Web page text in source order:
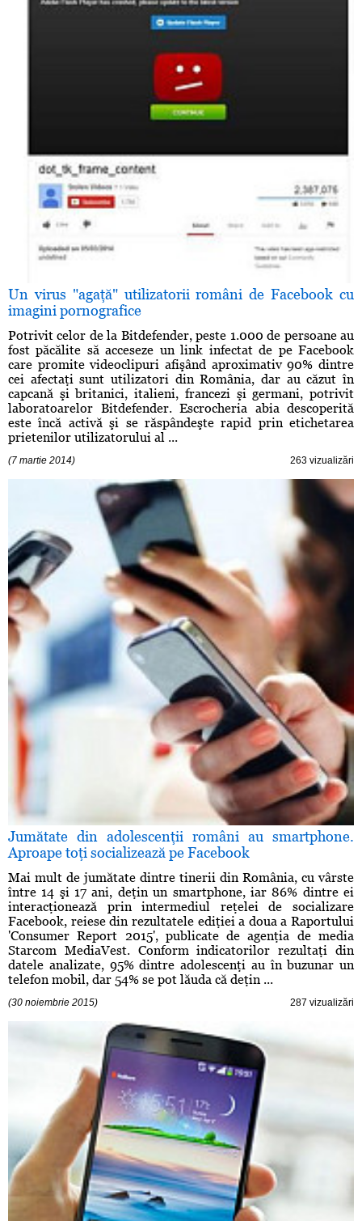
Un virus "agaţă" utilizatorii români de Facebook cu
imagini pornografice
Potrivit celor de la Bitdefender, peste 1.000 de persoane au
fost păcălite să acceseze un link infectat de pe Facebook
care promite videoclipuri afişând aproximativ 90% dintre
cei afectaţi sunt utilizatori din România, dar au căzut în
capcană şi britanici, italieni, francezi şi germani, potrivit
laboratoarelor Bitdefender. Escrocheria abia descoperită
este încă activă şi se răspândeşte rapid prin etichetarea
prietenilor utilizatorului al ...
(7 martie 2014) 263 vizualizări
Jumătate din adolescenţii români au smartphone.
Aproape toţi socializează pe Facebook
Mai mult de jumătate dintre tinerii din România, cu vârste
între 14 şi 17 ani, deţin un smartphone, iar 86% dintre ei
interacţionează prin intermediul reţelei de socializare
Facebook, reiese din rezultatele ediţiei a doua a Raportului
'Consumer Report 2015', publicate de agenţia de media
Starcom MediaVest. Conform indicatorilor rezultaţi din
datele analizate, 95% dintre adolescenţi au în buzunar un
telefon mobil, dar 54% se pot lăuda că deţin ...
(30 noiembrie 2015) 287 vizualizări